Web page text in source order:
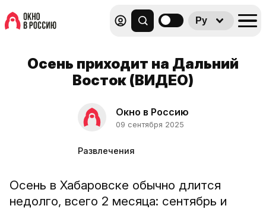
Ру
Осень приходит на Дальний
Восток (ВИДЕО)
Окно в Россию
09 сентября 2025
Развлечения
Осень в Хабаровске обычно длится
недолго, всего 2 месяца: сентябрь и